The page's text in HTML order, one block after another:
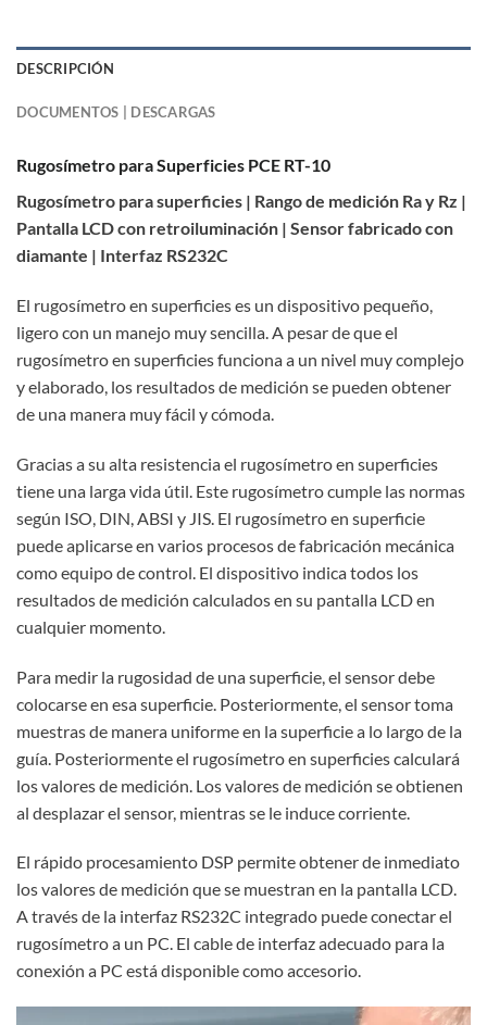
DESCRIPCIÓN
DOCUMENTOS | DESCARGAS
Rugosímetro para Superficies PCE RT-10
Rugosímetro para superficies | Rango de medición Ra y Rz |
Pantalla LCD con retroiluminación | Sensor fabricado con
diamante | Interfaz RS232C
El rugosímetro en superficies es un dispositivo pequeño,
ligero con un manejo muy sencilla. A pesar de que el
rugosímetro en superficies funciona a un nivel muy complejo
y elaborado, los resultados de medición se pueden obtener
de una manera muy fácil y cómoda.
Gracias a su alta resistencia el rugosímetro en superficies
tiene una larga vida útil. Este rugosímetro cumple las normas
según ISO, DIN, ABSI y JIS. El rugosímetro en superficie
puede aplicarse en varios procesos de fabricación mecánica
como equipo de control. El dispositivo indica todos los
resultados de medición calculados en su pantalla LCD en
cualquier momento.
Para medir la rugosidad de una superficie, el sensor debe
colocarse en esa superficie. Posteriormente, el sensor toma
muestras de manera uniforme en la superficie a lo largo de la
guía. Posteriormente el rugosímetro en superficies calculará
los valores de medición. Los valores de medición se obtienen
al desplazar el sensor, mientras se le induce corriente.
El rápido procesamiento DSP permite obtener de inmediato
los valores de medición que se muestran en la pantalla LCD.
A través de la interfaz RS232C integrado puede conectar el
rugosímetro a un PC. El cable de interfaz adecuado para la
conexión a PC está disponible como accesorio.